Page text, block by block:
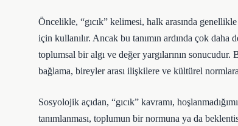
Öncelikle, “gıcık” kelimesi, halk arasında
için kullanılır. Ancak bu tanımın ardında çok
toplumsal bir algı ve değer yargılarının sonucudur.
bağlama, bireyler arası ilişkilere ve kültürel normlara
Sosyolojik açıdan, “gıcık” kavramı,
tanımlanması, toplumun bir normuna ya da